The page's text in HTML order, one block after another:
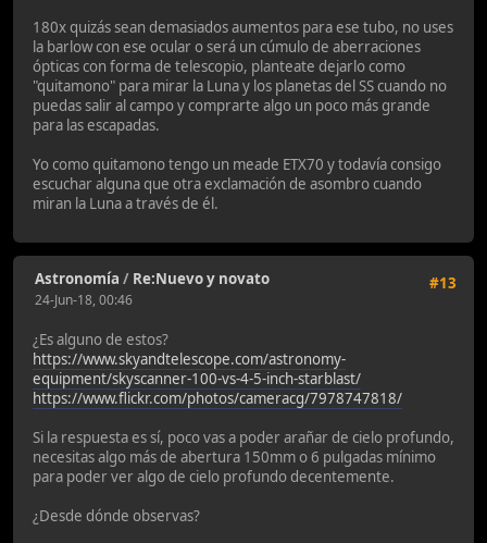
180x quizás sean demasiados aumentos para ese tubo, no uses
la barlow con ese ocular o será un cúmulo de aberraciones
ópticas con forma de telescopio, planteate dejarlo como
"quitamono" para mirar la Luna y los planetas del SS cuando no
puedas salir al campo y comprarte algo un poco más grande
para las escapadas.
Yo como quitamono tengo un meade ETX70 y todavía consigo
escuchar alguna que otra exclamación de asombro cuando
miran la Luna a través de él.
#13
Astronomía / Re:Nuevo y novato
24-Jun-18, 00:46
¿Es alguno de estos?
https://www.skyandtelescope.com/astronomy-
equipment/skyscanner-100-vs-4-5-inch-starblast/
https://www.flickr.com/photos/cameracg/7978747818/
Si la respuesta es sí, poco vas a poder arañar de cielo profundo,
necesitas algo más de abertura 150mm o 6 pulgadas mínimo
para poder ver algo de cielo profundo decentemente.
¿Desde dónde observas?